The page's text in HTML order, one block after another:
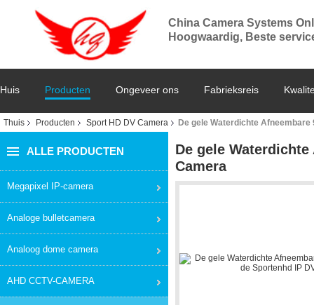
China Camera Systems
Hoogwaardig, Beste
Huis Producten Ongeveer ons Fabrieksreis
Thuis Producten Sport HD DV Camera De gele Waterdichte
ALLE PRODUCTEN
Megapixel IP-camera
Analoge bulletcamera
Analoog dome camera
AHD CCTV-CAMERA
De gele
Camera